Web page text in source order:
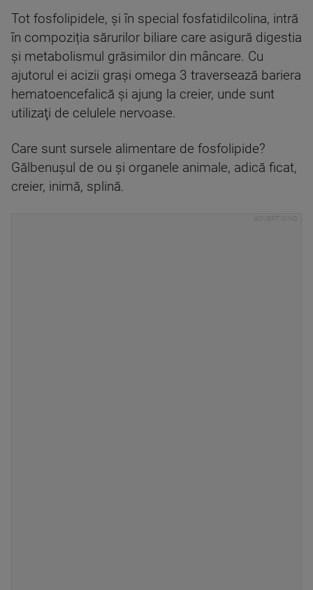
Tot fosfolipidele, și în special fosfatidilcolina, intră
în compoziția sărurilor biliare care asigură digestia
și metabolismul grăsimilor din mâncare. Cu
ajutorul ei acizii grași omega 3 traversează bariera
hematoencefalică și ajung la creier, unde sunt
utilizaţi de celulele nervoase.
Care sunt sursele alimentare de fosfolipide?
Gălbenușul de ou și organele animale, adică ficat,
creier, inimă, splină.